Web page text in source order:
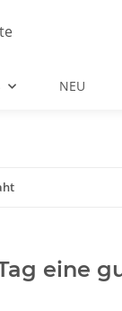
NEU
eine